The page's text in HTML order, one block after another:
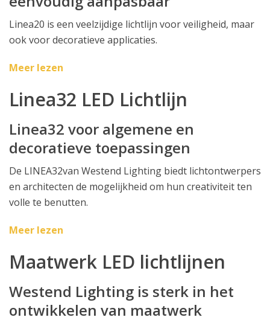
Linea20 is een veelzijdige lichtlijn voor veiligheid, maar
ook voor decoratieve applicaties.
Meer lezen
Linea32 LED Lichtlijn
Linea32 voor algemene en
decoratieve toepassingen
De LINEA32van Westend Lighting biedt lichtontwerpers
en architecten de mogelijkheid om hun creativiteit ten
volle te benutten.
Meer lezen
Maatwerk LED lichtlijnen
Westend Lighting is sterk in het
ontwikkelen van maatwerk